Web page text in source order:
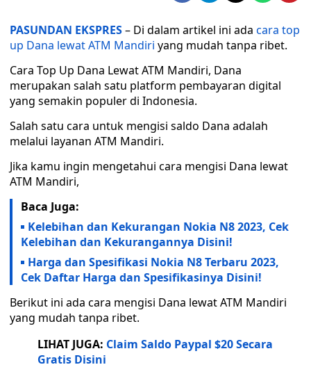
PASUNDAN EKSPRES– Di dalam artikel ini ada cara top
up Dana lewat ATM Mandiri yang mudah tanpa ribet.
Cara Top Up Dana Lewat ATM Mandiri, Dana
merupakan salah satu platform pembayaran digital
yang semakin populer di Indonesia.
Salah satu cara untuk mengisi saldo Dana adalah
melalui layanan ATM Mandiri.
Jika kamu ingin mengetahui cara mengisi Dana lewat
ATM Mandiri,
Baca Juga:
Kelebihan dan Kekurangan Nokia N8 2023, Cek
Kelebihan dan Kekurangannya Disini!
Harga dan Spesifikasi Nokia N8 Terbaru 2023,
Cek Daftar Harga dan Spesifikasinya Disini!
Berikut ini ada cara mengisi Dana lewat ATM Mandiri
yang mudah tanpa ribet.
LIHAT JUGA: Claim Saldo Paypal $20 Secara
Gratis Disini